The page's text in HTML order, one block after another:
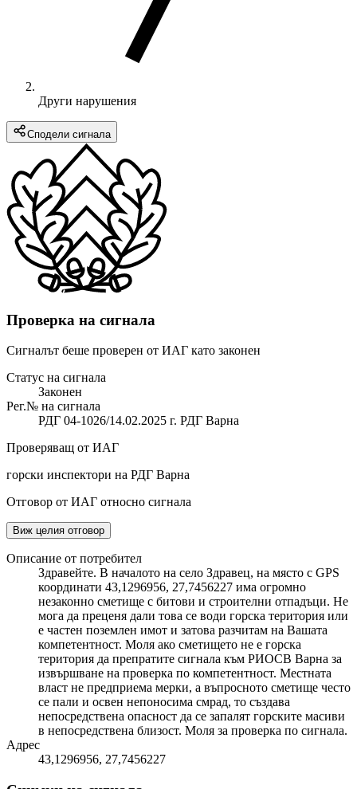
Други нарушения
Сподели сигнала
Проверка на сигнала
Сигналът беше проверен от ИАГ като законен
Статус на сигнала
Законен
Рег.№ на сигнала
РДГ 04-1026/14.02.2025 г. РДГ Варна
Проверяващ от ИАГ
горски инспектори на РДГ Варна
Отговор от ИАГ относно сигнала
Виж целия отговор
Описание от потребител
Здравейте. В началото на село Здравец, на място с GPS
координати 43,1296956, 27,7456227 има огромно
незаконно сметище с битови и строителни отпадъци. Не
мога да преценя дали това се води горска територия или
е частен поземлен имот и затова разчитам на Вашата
компетентност. Моля ако сметището не е горска
територия да препратите сигнала към РИОСВ Варна за
извършване на проверка по компетентност. Местната
власт не предприема мерки, а въпросното сметище често
се пали и освен непоносима смрад, то създава
непосредствена опасност да се запалят горските масиви
в непосредствена близост. Моля за проверка по сигнала.
Адрес
43,1296956, 27,7456227